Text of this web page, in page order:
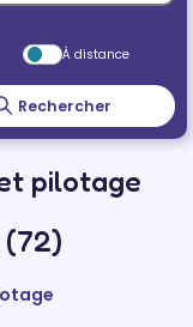
À distance
Rechercher
pilotage
(72)